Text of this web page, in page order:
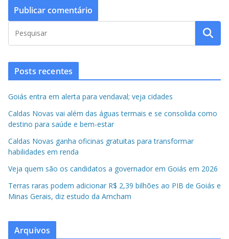
Posts recentes
Goiás entra em alerta para vendaval; veja cidades
Caldas Novas vai além das águas termais e se consolida como
destino para saúde e bem-estar
Caldas Novas ganha oficinas gratuitas para transformar
habilidades em renda
Veja quem são os candidatos a governador em Goiás em 2026
Terras raras podem adicionar R$ 2,39 bilhões ao PIB de Goiás e
Minas Gerais, diz estudo da Amcham
Arquivos